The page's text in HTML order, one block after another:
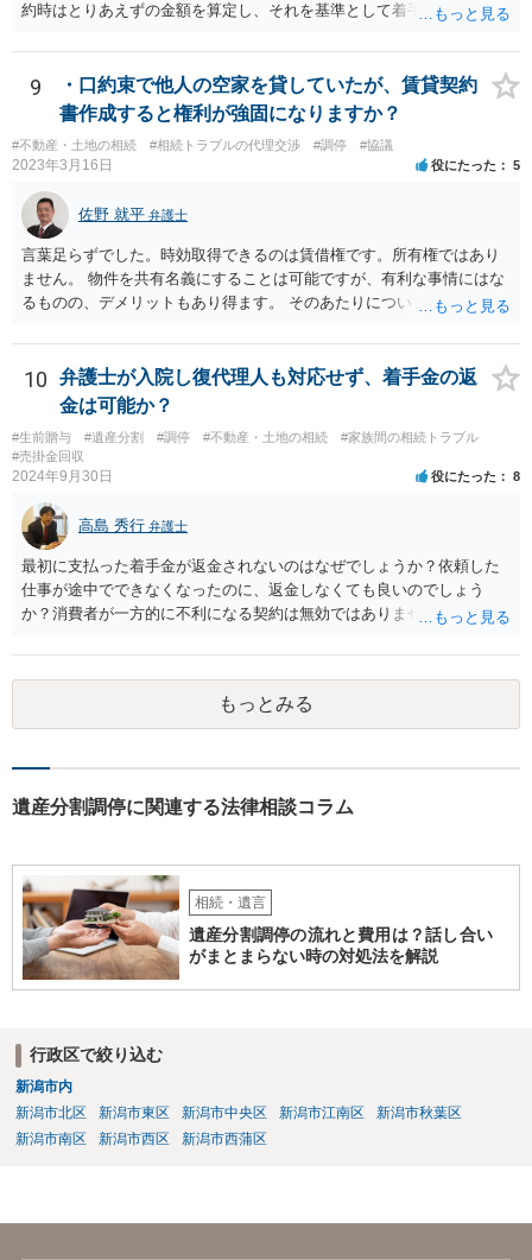
約時はとりあえずの金額を算定し、それを基準として着手金を設定
あり得ます。 今後の見通しを言わないで契約はできないです。依頼者
が納得できる説明を受けるべきです。
9
・口約束で他人の空家を貸していたが、賃貸契約
書作成すると権利が強固になりますか？
#不動産・土地の相続 #相続トラブルの代理交渉 #調停 #協議
2023年3月16日 役にたった 5
佐野 就平 弁護士
言葉足らずでした。時効取得できるのは賃借権です。所有権ではあり
ません。 物件を共有名義にすることは可能ですが、有利な事情にはな
るものの、デメリットもあり得ます。 そのあたりについては、お近く
10
弁護士が入院し復代理人も対応せず、着手金の返
金は可能か？
#生前贈与 #遺産分割 #調停 #不動産・土地の相続
#家族間の相続トラブル
#売掛金回収
2024年9月30日 役にたった 8
高島 秀行 弁護士
最初に支払った着手金が返金されないのはなぜでしょうか？依頼した
仕事が途中でできなくなったのに、返金しなくても良いのでしょう
か？消費者が一方的に不利になる契約は無効ではありませんか？
務があると思います。 倒れた弁護士が所属する弁護士会に相談さ
れた方がよいと思います。 倒れた弁護士は脳梗塞で倒れたようで
すが、 判断能力があり、復代理を倒れた弁護士の判断で復代理を
選任したのか 即ち、復代理人の選任は有効なのかという問題もあ
もっとみる
遺産分割調停に関連する法律相談コラム
相続・遺言
遺産分割調停の流れと費用は？話し合い
がまとまらない時の対処法を解説
行政区で絞り込む
新潟市内
新潟市北区
新潟市東区 新潟市中央区 新潟市江南区
新潟市秋葉区
新潟市南区
新潟市西区 新潟市西蒲区